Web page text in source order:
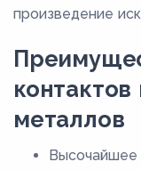
произведение
металлов
Высочайшее